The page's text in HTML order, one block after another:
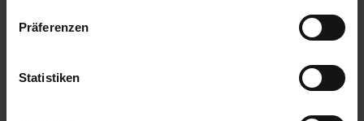
Präferenzen
Statistiken
Abstände anpassen, um bei der Waffenauswahl präziser zu
wechseln, oder möglichst weich und lang zu scrollen, um
Wireless: Dank einer Verbindung, die 25 % schneller als andere
kabellose Technologien ist, genießt du bei maximaler